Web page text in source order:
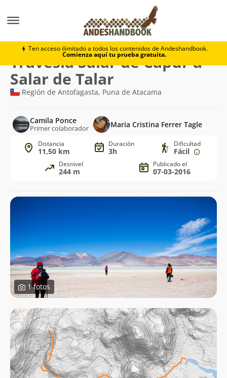
Ten acceso ilimitado a todos los contenidos de Andeshandbook.
Comienza aquí tu prueba gratuita.
Travesía Salar de Capur a Salar de Talar
Ruta
de
trekking
Travesía Salar de Capur a
Salar de Talar
Región de Antofagasta, Puna de Atacama
Camila Ponce
Primer colaborador Maria Cristina Ferrer Tagle
Distancia
11,50 km
Duración
3h
Dificultad
Fácil
Desnivel
244 m
Publicado el
07-03-2016
1 fotos